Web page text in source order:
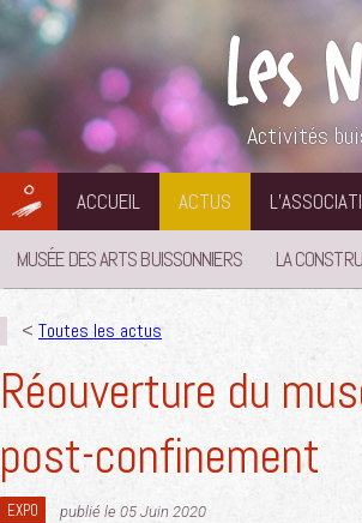
Aller
au
contenu
Activités
ACCUEIL ACTUS
MUSÉE DES ARTS BUISSONNIERS LA
< Toutes les actus
Réouverture du
post-confinement
EXPO publié le 05 Juin 2020